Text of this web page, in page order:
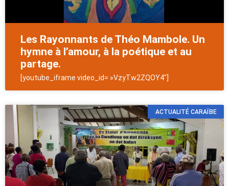
Les Rayonnants de Théo Mambole. Un
hymne à l’amour, à la poétique et au
partage.
[youtube_iframe video_id= »VzyTw2ZQOY4″]
ACTUALITÉ CARAÏBE